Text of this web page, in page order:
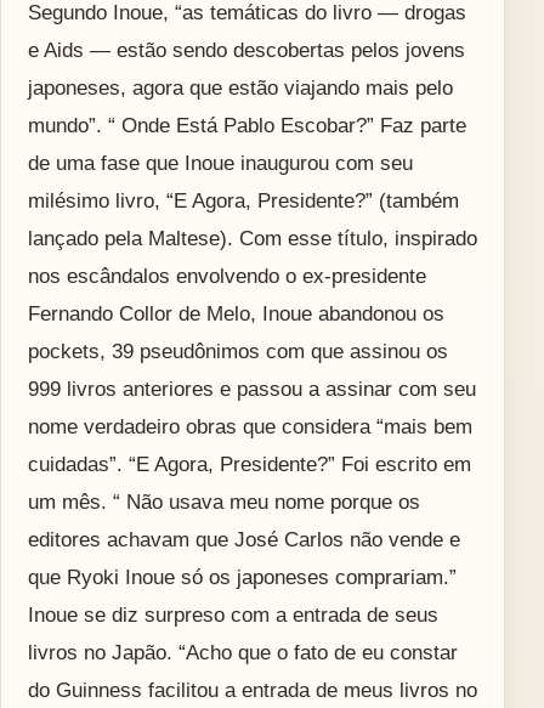
Segundo Inoue, “as temáticas do livro — drogas
e Aids — estão sendo descobertas pelos jovens
japoneses, agora que estão viajando mais pelo
mundo”. “ Onde Está Pablo Escobar?” Faz parte
de uma fase que Inoue inaugurou com seu
milésimo livro, “E Agora, Presidente?” (também
lançado pela Maltese). Com esse título, inspirado
nos escândalos envolvendo o ex-presidente
Fernando Collor de Melo, Inoue abandonou os
pockets, 39 pseudônimos com que assinou os
999 livros anteriores e passou a assinar com seu
nome verdadeiro obras que considera “mais bem
cuidadas”. “E Agora, Presidente?” Foi escrito em
um mês. “ Não usava meu nome porque os
editores achavam que José Carlos não vende e
que Ryoki Inoue só os japoneses comprariam.”
Inoue se diz surpreso com a entrada de seus
livros no Japão. “Acho que o fato de eu constar
do Guinness facilitou a entrada de meus livros no